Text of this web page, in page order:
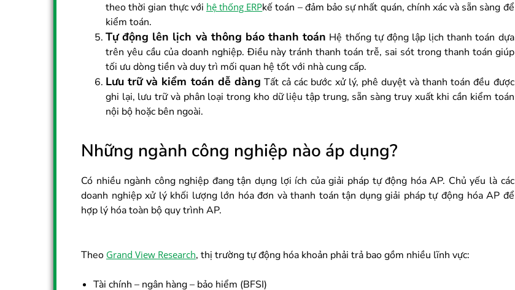
theo thời gian thực với hệ thống ERPkế toán – đảm bảo sự nhất quán, chính xác và sẵn sàng để
kiểm toán.
Tự động lên lịch và thông báo thanh toán Hệ thống tự động lập lịch thanh toán dựa
trên yêu cầu của doanh nghiệp. Điều này tránh thanh toán trễ, sai sót trong thanh toán giúp
tối ưu dòng tiền và duy trì mối quan hệ tốt với nhà cung cấp.
Lưu trữ và kiểm toán dễ dàng Tất cả các bước xử lý, phê duyệt và thanh toán đều được
ghi lại, lưu trữ và phân loại trong kho dữ liệu tập trung, sẵn sàng truy xuất khi cần kiểm toán
nội bộ hoặc bên ngoài.
Những ngành công nghiệp nào áp dụng?
Có nhiều ngành công nghiệp đang tận dụng lợi ích của giải pháp tự động hóa AP. Chủ yếu là các
doanh nghiệp xử lý khối lượng lớn hóa đơn và thanh toán tận dụng giải pháp tự động hóa AP để
hợp lý hóa toàn bộ quy trình AP.
Theo Grand View Research, thị trường tự động hóa khoản phải trả bao gồm nhiều lĩnh vực:
Tài chính – ngân hàng – bảo hiểm (BFSI)